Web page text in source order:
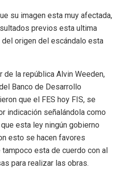
su imagen esta muy afectada,
previos esta ultima
origen del escándalo esta
de la república Alvin Weeden,
Banco de Desarrollo
que el FES hoy FIS, se
indicación señalándola como
esta ley ningún gobierno
esto se hacen favores
esta de cuerdo con al
para realizar las obras.